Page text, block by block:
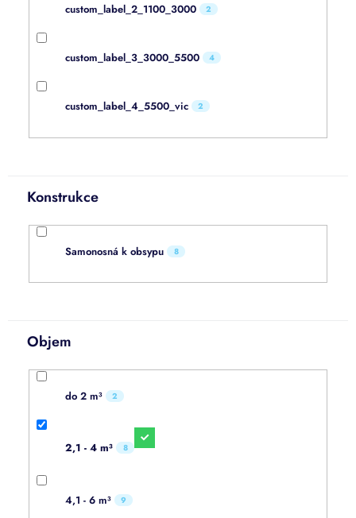
custom_label_2_1100_3000 2
custom_label_3_3000_5500 4
custom_label_4_5500_vic 2
Konstrukce
Samonosná k obsypu 8
Objem
do 2 m³ 2
2,1 - 4 m³ 8
4,1 - 6 m³ 9